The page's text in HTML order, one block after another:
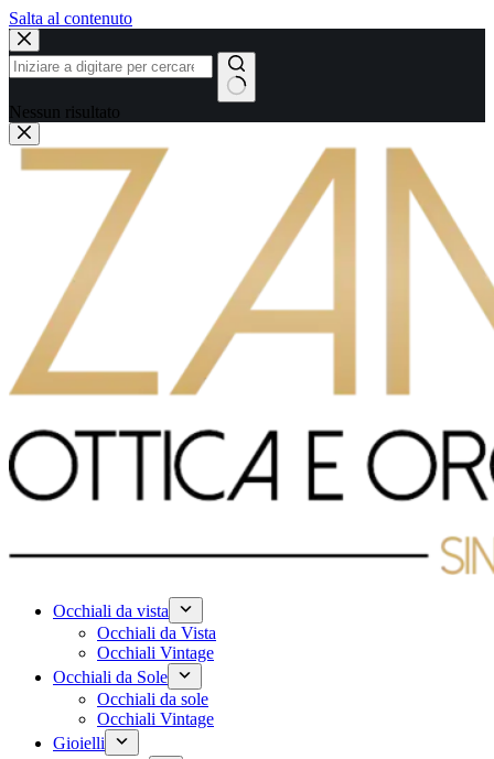
Salta al contenuto
Nessun risultato
Occhiali da vista
Occhiali da Vista
Occhiali Vintage
Occhiali da Sole
Occhiali da sole
Occhiali Vintage
Gioielli